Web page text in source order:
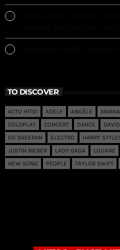
TO DISCOVER
ACTU HITS1 ADELE ANGÈLE
COLDPLAY
CONCERT DANCE
ED SHEERAN
ELECTRO HARRY
JUSTIN BIEBER
LADY GAGA LOUANE
NEW SONG
PEOPLE TAYLOR SWIFT